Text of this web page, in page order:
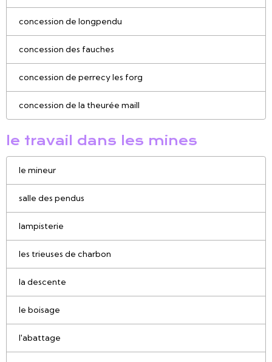
concession de longpendu
concession des fauches
concession de perrecy les forg
concession de la theurée maill
le travail dans les mines
le mineur
salle des pendus
lampisterie
les trieuses de charbon
la descente
le boisage
l'abattage